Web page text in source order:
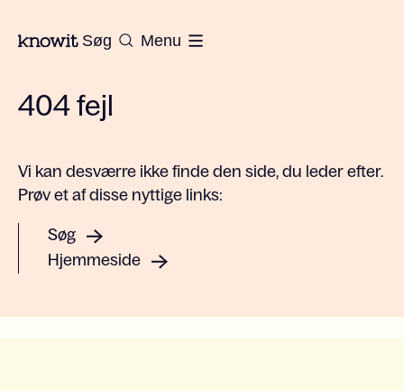
Til Knowits hjemmeside
Søg Menu
404 fejl
Vi kan desværre ikke finde den side, du leder efter.
Prøv et af disse nyttige links:
Søg
Hjemmeside